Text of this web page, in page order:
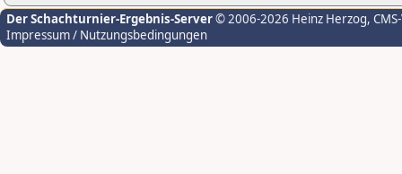
Der Schachturnier-Ergebnis-Server© 2006-2026 Heinz Herzog,
Impressum / Nutzungsbedingungen